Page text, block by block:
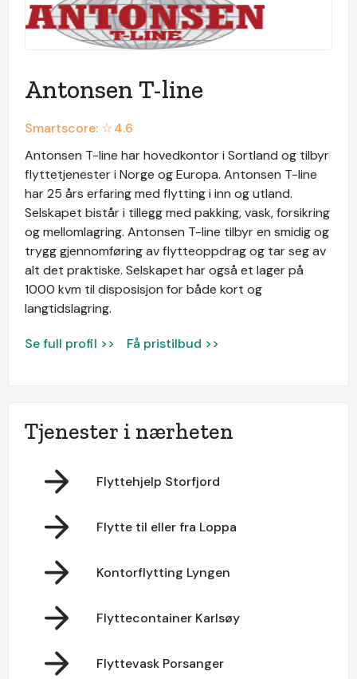
Antonsen T-line
Smartscore: ☆4.6
Antonsen T-line har hovedkontor i Sortland og tilbyr
flyttetjenester i Norge og Europa. Antonsen T-line
har 25 års erfaring med flytting i inn og utland.
Selskapet bistår i tillegg med pakking, vask, forsikring
og mellomlagring. Antonsen T-line tilbyr en smidig og
trygg gjennomføring av flytteoppdrag og tar seg av
alt det praktiske. Selskapet har også et lager på
1000 kvm til disposisjon for både kort og
langtidslagring.
Se full profil >> Få pristilbud >>
Tjenester i nærheten
Flyttehjelp Storfjord
Flytte til eller fra Loppa
Kontorflytting Lyngen
Flyttecontainer Karlsøy
Flyttevask Porsanger